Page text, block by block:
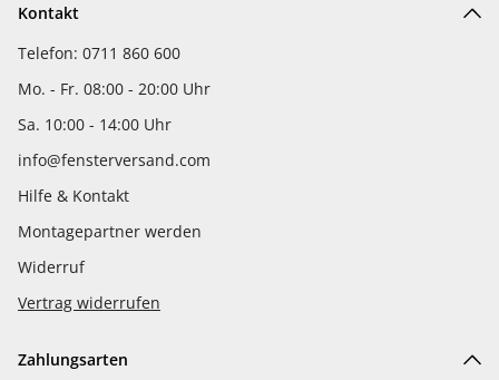
Kontakt
Telefon: 0711 860 600
Mo. - Fr. 08:00 - 20:00 Uhr
Sa. 10:00 - 14:00 Uhr
info@fensterversand.com
Hilfe & Kontakt
Montagepartner werden
Widerruf
Vertrag widerrufen
Zahlungsarten